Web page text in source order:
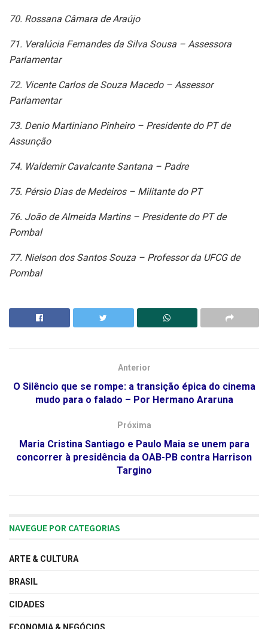
70. Rossana Câmara de Araújo
71. Veralúcia Fernandes da Silva Sousa – Assessora
Parlamentar
72. Vicente Carlos de Souza Macedo – Assessor
Parlamentar
73. Denio Martiniano Pinheiro – Presidente do PT de
Assunção
74. Waldemir Cavalcante Santana – Padre
75. Pérsio Dias de Medeiros – Militante do PT
76. João de Almeida Martins – Presidente do PT de
Pombal
77. Nielson dos Santos Souza – Professor da UFCG de
Pombal
Anterior
O Silêncio que se rompe: a transição épica do cinema
mudo para o falado – Por Hermano Araruna
Próxima
Maria Cristina Santiago e Paulo Maia se unem para
concorrer à presidência da OAB-PB contra Harrison
Targino
NAVEGUE POR CATEGORIAS
ARTE & CULTURA
BRASIL
CIDADES